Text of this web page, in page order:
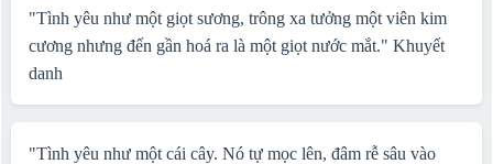
"Tình yêu như một giọt sương, trông xa tưởng một viên kim
cương nhưng đến gần hoá ra là một giọt nước mắt." Khuyết
danh
"Tình yêu như một cái cây. Nó tự mọc lên, đâm rễ sâu vào